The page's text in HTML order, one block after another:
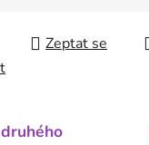
Zeptat se